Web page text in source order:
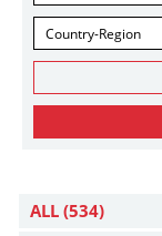
Country-Region
ALL (534)